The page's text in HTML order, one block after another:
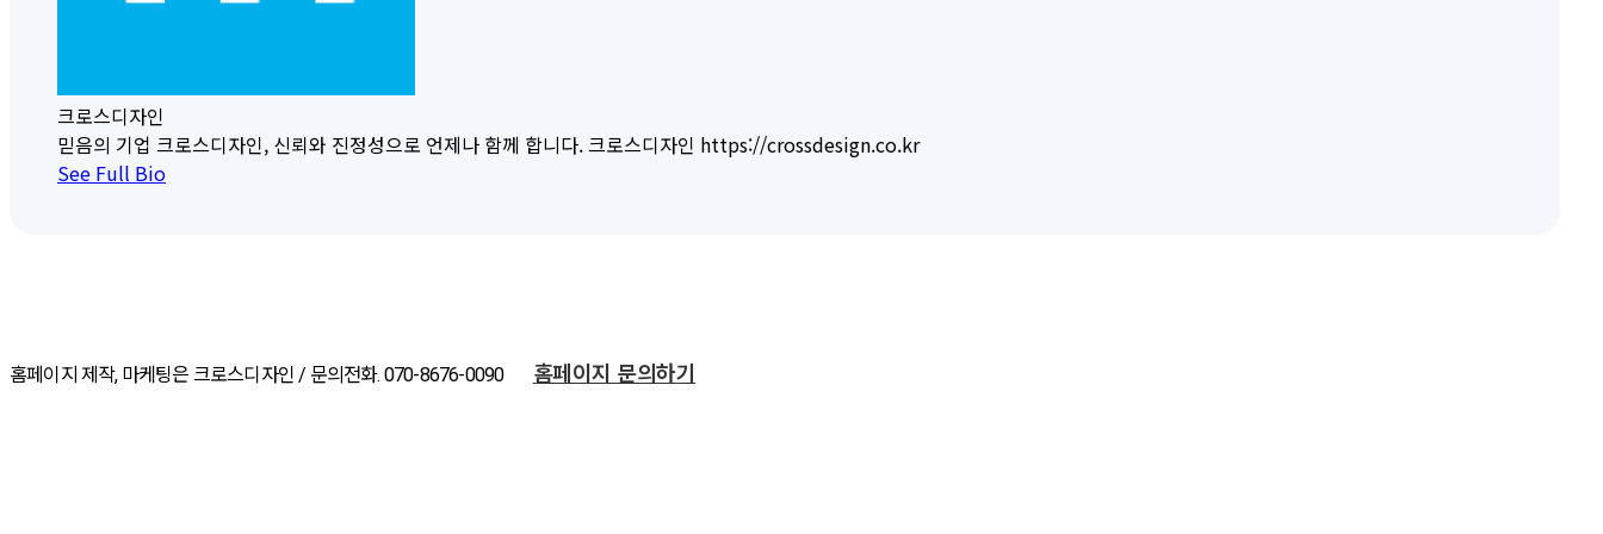
크로스디자인
믿음의 기업 크로스디자인, 신뢰와 진정성으로 언제나 함께 합니다. 크로스디자인 https://crossdesign.co.kr
See Full Bio
홈페이지 제작, 마케팅은 크로스디자인 / 문의전화. 070-8676-0090 홈페이지 문의하기